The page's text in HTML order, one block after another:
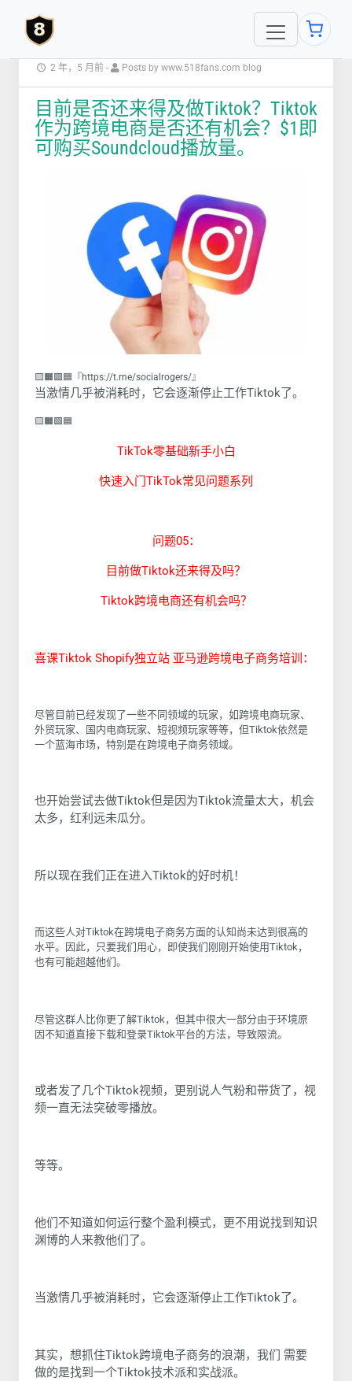
2 年，5 月前 - Posts by www.518fans.com blog
目前是否还来得及做Tiktok？Tiktok
作为跨境电商是否还有机会？$1即
可购买Soundcloud播放量。
🟨🟧🟩🟦『https://t.me/socialrogers/』
当激情几乎被消耗时，它会逐渐停止工作Tiktok了。
🟨🟧🟩🟦
TikTok零基础新手小白
快速入门TikTok常见问题系列
问题05：
目前做Tiktok还来得及吗？
Tiktok跨境电商还有机会吗？
喜课Tiktok Shopify独立站 亚马逊跨境电子商务培训：
尽管目前已经发现了一些不同领域的玩家，如跨境电商玩家、
外贸玩家、国内电商玩家、短视频玩家等等，但Tiktok依然是
一个蓝海市场，特别是在跨境电子商务领域。
也开始尝试去做Tiktok但是因为Tiktok流量太大，机会
太多，红利远未瓜分。
所以现在我们正在进入Tiktok的好时机！
而这些人对Tiktok在跨境电子商务方面的认知尚未达到很高的
水平。因此，只要我们用心，即使我们刚刚开始使用Tiktok，
也有可能超越他们。
尽管这群人比你更了解Tiktok，但其中很大一部分由于环境原
因不知道直接下载和登录Tiktok平台的方法，导致限流。
或者发了几个Tiktok视频，更别说人气粉和带货了，视
频一直无法突破零播放。
等等。
他们不知道如何运行整个盈利模式，更不用说找到知识
渊博的人来教他们了。
当激情几乎被消耗时，它会逐渐停止工作Tiktok了。
其实，想抓住Tiktok跨境电子商务的浪潮，我们 需要
做的是找到一个Tiktok技术派和实战派。